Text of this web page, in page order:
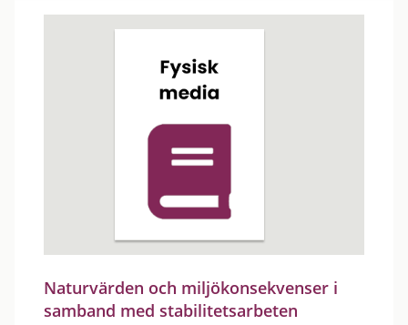
Naturvärden och miljökonsekvenser i
samband med stabilitetsarbeten